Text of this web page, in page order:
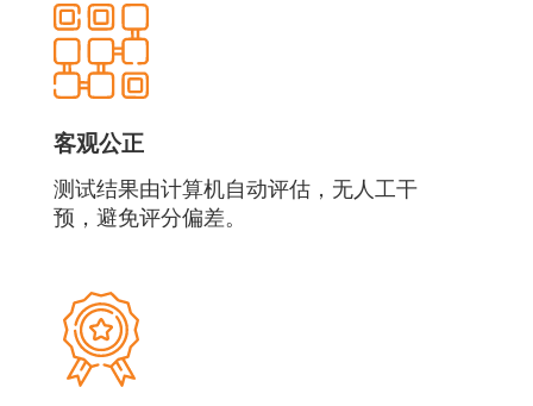
客观公正
测试结果由计算机自动评估，无人工干
预，避免评分偏差。